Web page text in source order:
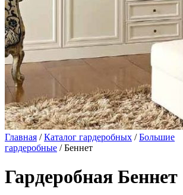
Главная /Каталог гардеробных /Большие
гардеробные / Беннет
Гардеробная Беннет